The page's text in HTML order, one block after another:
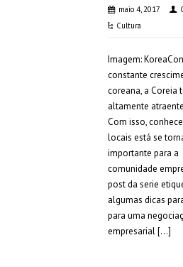
maio 4, 2017
Cultura
Imagem:
constante
coreana, a Coreia
altamente
Com isso,
locais está se
importante para a
comunidade
post da serie
algumas dicas
para uma
empresarial […]